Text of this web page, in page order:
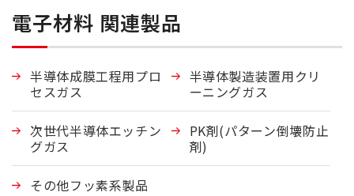
電子材料 関連製品
半導体成膜工程用プロ
セスガス
半導体製造装置用クリ
ーニングガス
次世代半導体エッチン
グガス
PK剤(パターン倒壊防止
剤)
その他フッ素系製品